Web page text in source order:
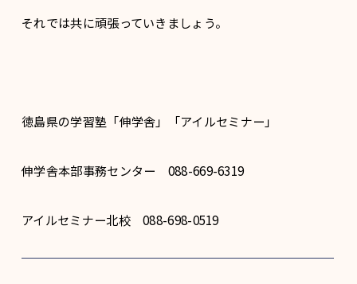
それでは共に頑張っていきましょう。
徳島県の学習塾「伸学舎」「アイルセミナー」
伸学舎本部事務センター 088-669-6319
アイルセミナー北校 088-698-0519